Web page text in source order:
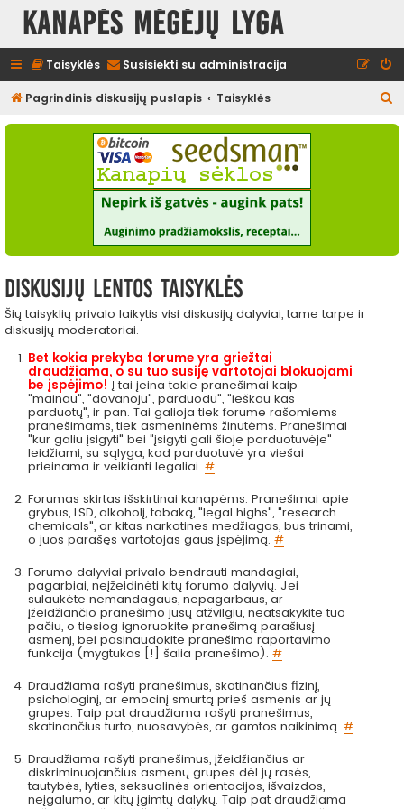
Kanapės mėgėjų lyga
Taisyklės Susisiekti su administracija
Pagrindinis diskusijų puslapis Taisyklės
e
Diskusijų lentos taisyklės
Šių taisyklių privalo laikytis visi diskusijų dalyviai, tame tarpe ir
diskusijų moderatoriai.
Bet kokia prekyba forume yra griežtai
draudžiama, o su tuo susiję vartotojai blokuojami
be įspėjimo! Į tai įeina tokie pranešimai kaip
"mainau", "dovanoju", parduodu", "ieškau kas
parduotų", ir pan. Tai galioja tiek forume rašomiems
pranešimams, tiek asmeninėms žinutėms. Pranešimai
"kur galiu įsigyti" bei "įsigyti gali šioje parduotuvėje"
leidžiami, su sąlyga, kad parduotuvė yra viešai
prieinama ir veikianti legaliai.#
Forumas skirtas išskirtinai kanapėms. Pranešimai apie
grybus, LSD, alkoholį, tabaką, "legal highs", "research
chemicals", ar kitas narkotines medžiagas, bus trinami,
o juos parašęs vartotojas gaus įspėjimą.#
Forumo dalyviai privalo bendrauti mandagiai,
pagarbiai, neįžeidinėti kitų forumo dalyvių. Jei
sulaukėte nemandagaus, nepagarbaus, ar
įžeidžiančio pranešimo jūsų atžvilgiu, neatsakykite tuo
pačiu, o tiesiog ignoruokite pranešimą parašiusį
asmenį, bei pasinaudokite pranešimo raportavimo
funkcija (mygtukas [!] šalia pranešimo).#
Draudžiama rašyti pranešimus, skatinančius fizinį,
psichologinį, ar emocinį smurtą prieš asmenis ar jų
grupes. Taip pat draudžiama rašyti pranešimus,
skatinančius turto, nuosavybės, ar gamtos naikinimą.#
Draudžiama rašyti pranešimus, įžeidžiančius ar
diskriminuojančius asmenų grupes dėl jų rasės,
tautybės, lyties, seksualinės orientacijos, išvaizdos,
neįgalumo, ar kitų įgimtų dalykų. Taip pat draudžiama